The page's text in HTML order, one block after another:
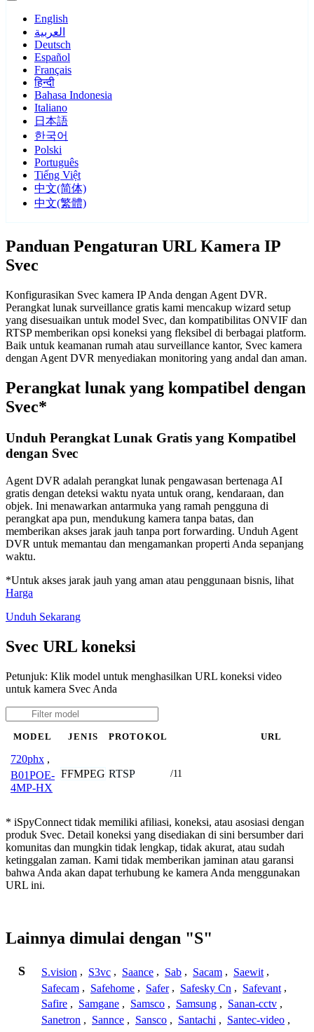
English
العربية
Deutsch
Español
Français
हिन्दी
Bahasa Indonesia
Italiano
日本語
한국어
Polski
Português
Tiếng Việt
中文(简体)
中文(繁體)
Panduan Pengaturan URL Kamera IP
Svec
Konfigurasikan Svec kamera IP Anda dengan Agent DVR.
Perangkat lunak surveillance gratis kami mencakup wizard setup
yang disesuaikan untuk model Svec, dan kompatibilitas ONVIF dan
RTSP memberikan opsi koneksi yang fleksibel di berbagai platform.
Baik untuk keamanan rumah atau surveillance kantor, Svec kamera
dengan Agent DVR menyediakan monitoring yang andal dan aman.
Perangkat lunak yang kompatibel dengan
Svec*
Unduh Perangkat Lunak Gratis yang Kompatibel
dengan Svec
Agent DVR adalah perangkat lunak pengawasan bertenaga AI
gratis dengan deteksi waktu nyata untuk orang, kendaraan, dan
objek. Ini menawarkan antarmuka yang ramah pengguna di
perangkat apa pun, mendukung kamera tanpa batas, dan
memberikan akses jarak jauh tanpa port forwarding. Unduh Agent
DVR untuk memantau dan mengamankan properti Anda sepanjang
waktu.
*Untuk akses jarak jauh yang aman atau penggunaan bisnis, lihat
Harga
Unduh Sekarang
Svec URL koneksi
Petunjuk: Klik model untuk menghasilkan URL koneksi video
untuk kamera Svec Anda
MODEL JENIS PROTOKOL URL
720phx ,
B01POE-
4MP-HX
FFMPEG RTSP /11
* iSpyConnect tidak memiliki afiliasi, koneksi, atau asosiasi dengan
produk Svec. Detail koneksi yang disediakan di sini bersumber dari
komunitas dan mungkin tidak lengkap, tidak akurat, atau sudah
ketinggalan zaman. Kami tidak memberikan jaminan atau garansi
bahwa Anda akan dapat terhubung ke kamera Anda menggunakan
URL ini.
Lainnya dimulai dengan "S"
S S.vision , S3vc , Saance , Sab , Sacam , Saewit ,
Safecam , Safehome , Safer , Safesky Cn , Safevant ,
Safire , Samgane , Samsco , Samsung , Sanan-cctv ,
Sanetron , Sannce , Sansco , Santachi , Santec-video ,